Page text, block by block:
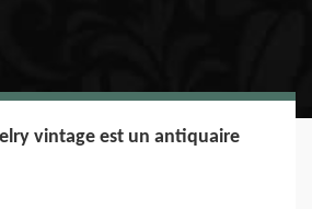
vintage est un antiquaire